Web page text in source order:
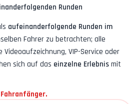
Runden
aufeinanderfolgende Runden im
Fahrer zu betrachten; alle
Videoaufzeichnung, VIP-Service oder
sich auf das einzelne Erlebnis mit